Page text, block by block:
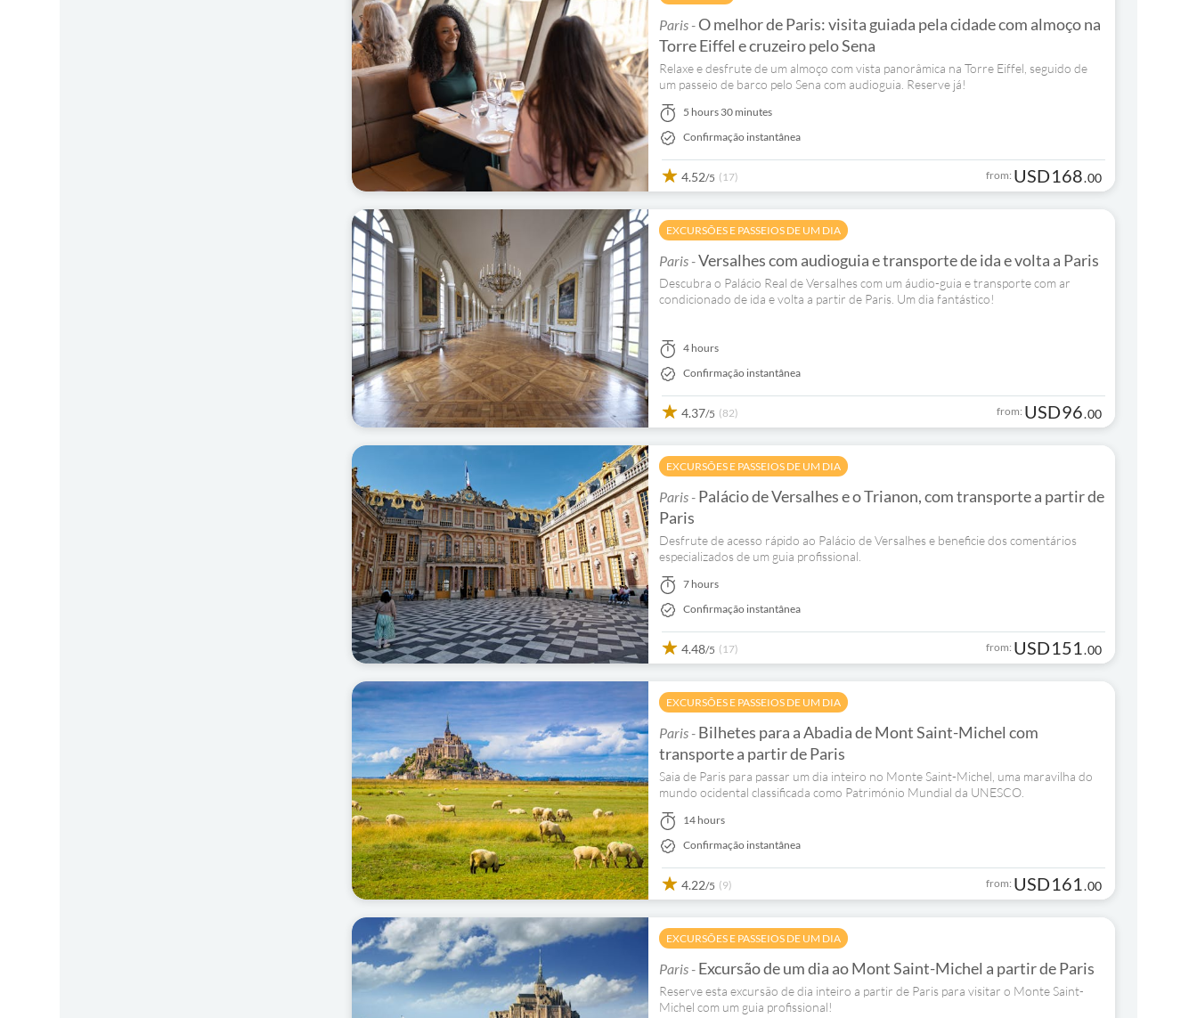
Paris -O melhor de Paris: visita guiada pela cidade com almoço na
Torre Eiffel e cruzeiro pelo Sena
Relaxe e desfrute de um almoço com vista panorâmica na Torre Eiffel, seguido de
um passeio de barco pelo Sena com audioguia. Reserve já!
5 hours 30 minutes
Confirmação instantânea
4.52/5 (17) from: USD168.00
EXCURSÕES E PASSEIOS DE UM DIA
Paris -Versalhes com audioguia e transporte de ida e volta a Paris
Descubra o Palácio Real de Versalhes com um áudio-guia e transporte com ar
condicionado de ida e volta a partir de Paris. Um dia fantástico!
4 hours
Confirmação instantânea
4.37/5 (82) from: USD96.00
EXCURSÕES E PASSEIOS DE UM DIA
Paris -Palácio de Versalhes e o Trianon, com transporte a partir de
Paris
Desfrute de acesso rápido ao Palácio de Versalhes e beneficie dos comentários
especializados de um guia profissional.
7 hours
Confirmação instantânea
4.48/5 (17) from: USD151.00
EXCURSÕES E PASSEIOS DE UM DIA
Paris -Bilhetes para a Abadia de Mont Saint-Michel com
transporte a partir de Paris
Saia de Paris para passar um dia inteiro no Monte Saint-Michel, uma maravilha do
mundo ocidental classificada como Património Mundial da UNESCO.
14 hours
Confirmação instantânea
4.22/5 (9) from: USD161.00
EXCURSÕES E PASSEIOS DE UM DIA
Paris -Excursão de um dia ao Mont Saint-Michel a partir de Paris
Reserve esta excursão de dia inteiro a partir de Paris para visitar o Monte Saint-
Michel com um guia profissional!